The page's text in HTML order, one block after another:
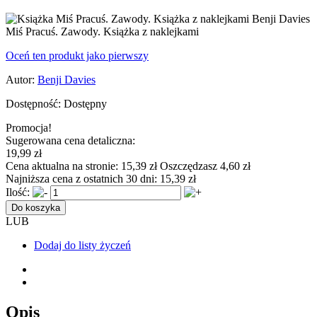
Miś Pracuś. Zawody. Książka z naklejkami
Oceń ten produkt jako pierwszy
Autor: Benji Davies
Dostępność: Dostępny
Promocja!
Sugerowana cena detaliczna:
19,99 zł
Cena aktualna na stronie: 15,39 złOszczędzasz 4,60 zł
Najniższa cena z ostatnich 30 dni: 15,39 zł
Ilość:
Do koszyka
LUB
Dodaj do listy życzeń
Opis